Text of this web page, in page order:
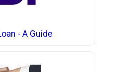
- A Guide